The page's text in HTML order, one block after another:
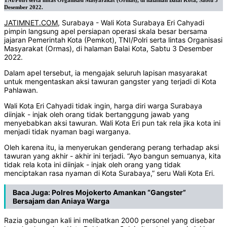
Desember 2022.
JATIMNET.COM, Surabaya - Wali Kota Surabaya Eri Cahyadi
pimpin langsung apel persiapan operasi skala besar bersama
jajaran Pemerintah Kota (Pemkot), TNI/Polri serta lintas Organisasi
Masyarakat (Ormas), di halaman Balai Kota, Sabtu 3 Desember
2022.
Dalam apel tersebut, ia mengajak seluruh lapisan masyarakat
untuk mengentaskan aksi tawuran gangster yang terjadi di Kota
Pahlawan.
Wali Kota Eri Cahyadi tidak ingin, harga diri warga Surabaya
diinjak - injak oleh orang tidak bertanggung jawab yang
menyebabkan aksi tawuran. Wali Kota Eri pun tak rela jika kota ini
menjadi tidak nyaman bagi warganya.
Oleh karena itu, ia menyerukan genderang perang terhadap aksi
tawuran yang akhir - akhir ini terjadi. “Ayo bangun semuanya, kita
tidak rela kota ini diinjak - injak oleh orang yang tidak
menciptakan rasa nyaman di Kota Surabaya,” seru Wali Kota Eri.
Baca Juga:Polres Mojokerto Amankan “Gangster”
Bersajam dan Aniaya Warga
Razia gabungan kali ini melibatkan 2000 personel yang disebar